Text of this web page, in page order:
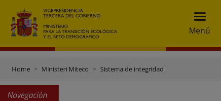
Menú
Home Ministeri Miteco Sistema de integridad
Navegación